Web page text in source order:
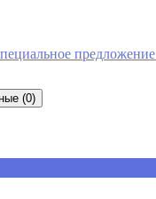
предложение
(0)